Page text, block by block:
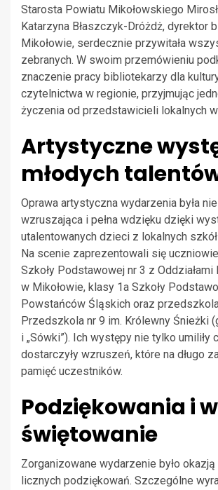
Starosta Powiatu Mikołowskiego
Katarzyna Błaszczyk-Dróżdż, dyrektor
Mikołowie, serdecznie przywitała
zebranych. W swoim przemówieniu
znaczenie pracy bibliotekarzy dla
czytelnictwa w regionie, przyjmując
życzenia od przedstawicieli lokalnych
Artystyczne
młodych
Oprawa artystyczna wydarzenia była
wzruszająca i pełna wdzięku dzięki
utalentowanych dzieci z lokalnych
Na scenie zaprezentowali się
Szkoły Podstawowej nr 3 z Oddziałami
w Mikołowie, klasy 1a Szkoły
Powstańców Śląskich oraz
Przedszkola nr 9 im. Królewny Śnieżki
i „Sówki”). Ich występy nie tylko umiliły
dostarczyły wzruszeń, które na długo
pamięć uczestników.
Podziękowania i
świętowanie
Zorganizowane wydarzenie było okazją
licznych podziękowań. Szczególne